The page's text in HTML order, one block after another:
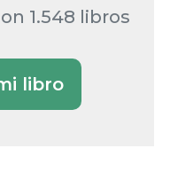
1.548 libros
libro